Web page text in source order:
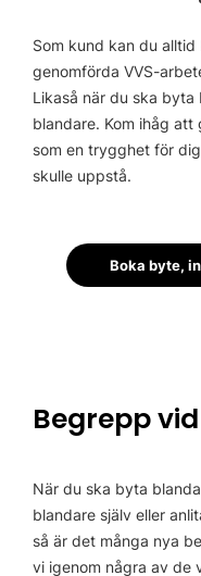
Som kund kan du
genomförda VVS-
Likaså när du ska byta
blandare. Kom ihåg
som en trygghet för
skulle uppstå.
Boka byte,
Begrepp
När du ska byta
blandare själv eller
så är det många nya
vi igenom några av de